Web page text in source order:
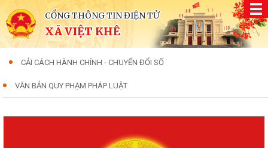
CỔNG THÔNG TIN ĐIỆN TỬ
XÃ VIỆT KHÊ
CẢI CÁCH HÀNH CHÍNH - CHUYỂN ĐỔI SỐ
VĂN BẢN QUY PHẠM PHÁP LUẬT